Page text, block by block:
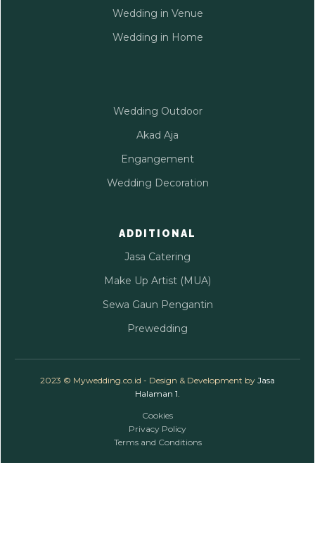
Wedding in Venue
Wedding in Home
Wedding Outdoor
Akad Aja
Engangement
Wedding Decoration
ADDITIONAL
Jasa Catering
Make Up Artist (MUA)
Sewa Gaun Pengantin
Prewedding
2023 © Mywedding.co.id - Design & Development by Jasa
Halaman 1
Cookies
Privacy Policy
Terms and Conditions